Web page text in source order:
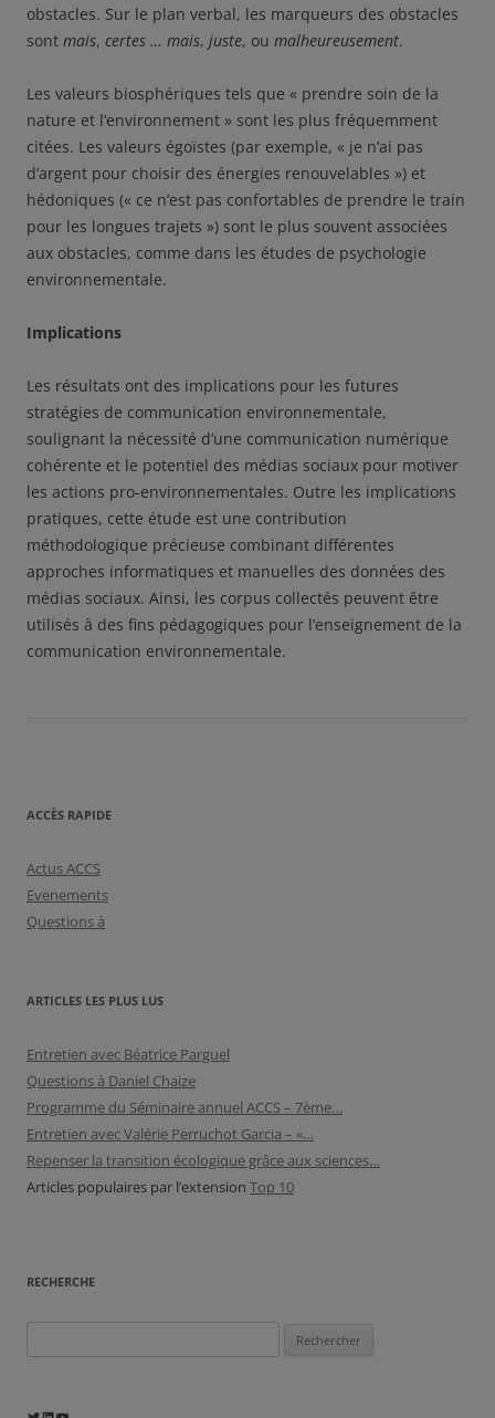
obstacles. Sur le plan verbal, les marqueurs des obstacles
sont mais, certes … mais, juste, ou malheureusement.
Les valeurs biosphériques tels que « prendre soin de la
nature et l’environnement » sont les plus fréquemment
citées. Les valeurs égoïstes (par exemple, « je n’ai pas
d’argent pour choisir des énergies renouvelables ») et
hédoniques (« ce n’est pas confortables de prendre le train
pour les longues trajets ») sont le plus souvent associées
aux obstacles, comme dans les études de psychologie
environnementale.
Implications
Les résultats ont des implications pour les futures
stratégies de communication environnementale,
soulignant la nécessité d’une communication numérique
cohérente et le potentiel des médias sociaux pour motiver
les actions pro-environnementales. Outre les implications
pratiques, cette étude est une contribution
méthodologique précieuse combinant différentes
approches informatiques et manuelles des données des
médias sociaux. Ainsi, les corpus collectés peuvent être
utilisés à des fins pédagogiques pour l’enseignement de la
communication environnementale.
ACCÈS RAPIDE
Actus ACCS
Evenements
Questions à
ARTICLES LES PLUS LUS
Entretien avec Béatrice Parguel
Questions à Daniel Chaize
Programme du Séminaire annuel ACCS – 7ème…
Entretien avec Valérie Perruchot Garcia – «…
Repenser la transition écologique grâce aux sciences…
Articles populaires par l’extension Top 10
RECHERCHE